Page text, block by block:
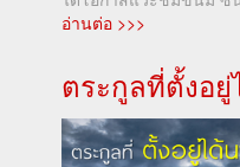
อ่านต่อ >>>
ตระกูลที่ตั้งอ